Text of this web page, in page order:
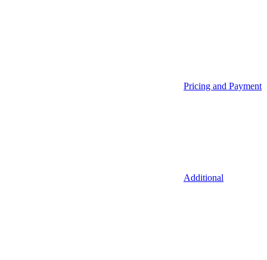
Pricing and Payment
Additional